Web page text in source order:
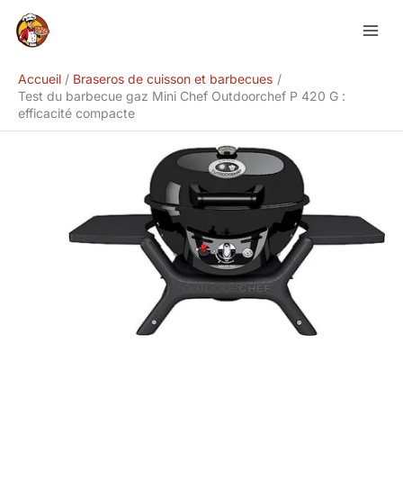
Accueil
Braseros de cuisson et barbecues
Test du barbecue gaz Mini Chef Outdoorchef P 420 G :
efficacité compacte
Rechercher